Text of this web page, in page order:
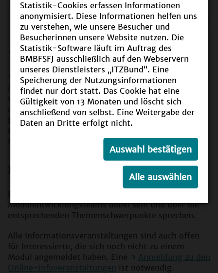
Statistik-Cookies erfassen Informationen
anonymisiert. Diese Informationen helfen uns
zu verstehen, wie unsere Besucher und
Besucherinnen unsere Website nutzen. Die
Statistik-Software läuft im Auftrag des
BMBFSFJ ausschließlich auf den Webservern
unseres Dienstleisters „ITZBund“. Eine
Speicherung der Nutzungsinformationen
findet nur dort statt. Das Cookie hat eine
Gültigkeit von 13 Monaten und löscht sich
anschließend von selbst. Eine Weitergabe der
Daten an Dritte erfolgt nicht.
Auswahl bestätigen
Alle auswählen
WILA Bonn e. V. / Christiane Büchner
"Zusammen lernt es sich am besten": unter diesem
Motto bietet
BNEhoch3ab Sommer 2024
verschiedene Veranstaltungen und Aktivitäten rund
um die kostenlose BNE-Weiterbildung an.
BNEhoch3 wurde vom Wissenschaftsladen (WILA)
Bonn und Zebralog für den außerschulischen
Modulentwicklungsteams dabei sein und über die
entsprechenden Themenschwerpunkte sprechen.
Alle Informationsveranstaltungen sind auch offen
für Interessierte, die sich noch nicht zu einem
Modul angemeldet haben. Eine
Anmeldung zu den
Online-Infoveranstaltungen ist notwendig.